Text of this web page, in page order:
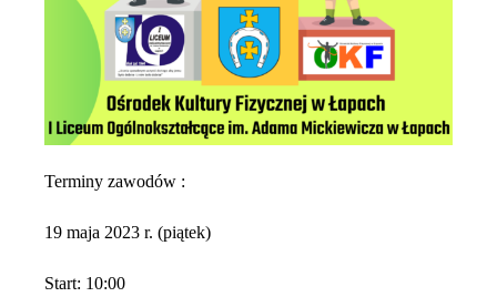
Terminy zawodów :
19 maja 2023 r. (piątek)
Start: 10:00